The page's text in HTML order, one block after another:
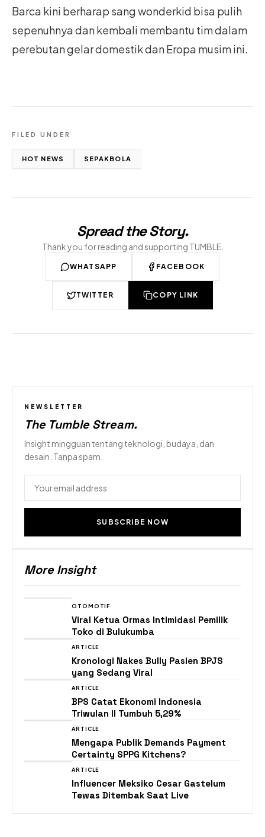
Barca kini berharap sang wonderkid bisa pulih
sepenuhnya dan kembali membantu tim dalam
perebutan gelar domestik dan Eropa musim ini.
FILED UNDER
HOT NEWS SEPAKBOLA
Spread the Story.
Thank you for reading and supporting TUMBLE.
WHATSAPP FACEBOOK
TWITTER COPY LINK
NEWSLETTER
The Tumble Stream.
Insight mingguan tentang teknologi, budaya, dan
desain. Tanpa spam.
SUBSCRIBE NOW
More Insight
OTOMOTIF
Viral Ketua Ormas Intimidasi Pemilik
Toko di Bulukumba
ARTICLE
Kronologi Nakes Bully Pasien BPJS
yang Sedang Viral
ARTICLE
BPS Catat Ekonomi Indonesia
Triwulan II Tumbuh 5,29%
ARTICLE
Mengapa Publik Demands Payment
Certainty SPPG Kitchens?
ARTICLE
Influencer Meksiko Cesar Gastelum
Tewas Ditembak Saat Live